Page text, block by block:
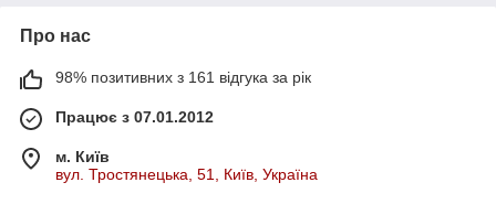
Про нас
98% позитивних з 161 відгука за рік
Працює з 07.01.2012
м. Київ
вул. Тростянецька, 51, Київ, Україна